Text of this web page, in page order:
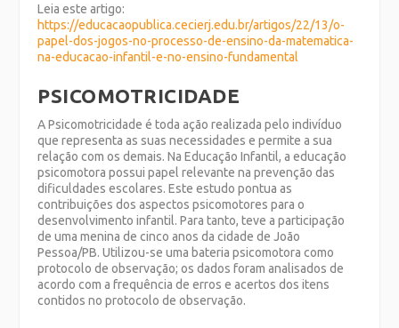
Leia este artigo:
https://educacaopublica.cecierj.edu.br/artigos/22/13/o-
papel-dos-jogos-no-processo-de-ensino-da-matematica-
na-educacao-infantil-e-no-ensino-fundamental
PSICOMOTRICIDADE
A Psicomotricidade é toda ação realizada pelo indivíduo
que representa as suas necessidades e permite a sua
relação com os demais. Na Educação Infantil, a educação
psicomotora possui papel relevante na prevenção das
dificuldades escolares. Este estudo pontua as
contribuições dos aspectos psicomotores para o
desenvolvimento infantil. Para tanto, teve a participação
de uma menina de cinco anos da cidade de João
Pessoa/PB. Utilizou-se uma bateria psicomotora como
protocolo de observação; os dados foram analisados de
acordo com a frequência de erros e acertos dos itens
contidos no protocolo de observação.